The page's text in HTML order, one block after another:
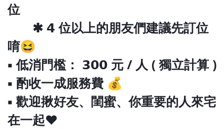
位
✱ 𝟰 位以上的朋友們建議先訂位
唷😆
▪ 低消門檻： 𝟯𝟬𝟬 元 / 人 ( 獨立計算 )
▪ 酌收一成服務費 💰
▪ 歡迎揪好友、閨蜜、你重要的人來宅
在一起❤️